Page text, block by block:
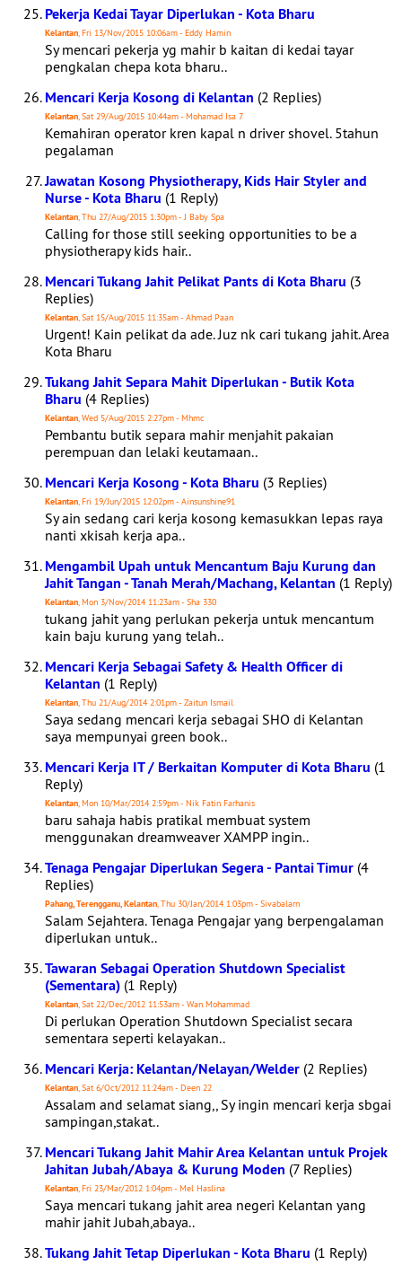
Pekerja Kedai Tayar Diperlukan - Kota Bharu
Kelantan, Fri 13/Nov/2015 10:06am - Eddy Hamin
Sy mencari pekerja yg mahir b kaitan di kedai tayar
pengkalan chepa kota bharu..
Mencari Kerja Kosong di Kelantan (2 Replies)
Kelantan, Sat 29/Aug/2015 10:44am - Mohamad Isa 7
Kemahiran operator kren kapal n driver shovel. 5tahun
pegalaman
Jawatan Kosong Physiotherapy, Kids Hair Styler and
Nurse - Kota Bharu (1 Reply)
Kelantan, Thu 27/Aug/2015 1:30pm - J Baby Spa
Calling for those still seeking opportunities to be a
physiotherapy kids hair..
Mencari Tukang Jahit Pelikat Pants di Kota Bharu (3
Replies)
Kelantan, Sat 15/Aug/2015 11:35am - Ahmad Paan
Urgent! Kain pelikat da ade. Juz nk cari tukang jahit. Area
Kota Bharu
Tukang Jahit Separa Mahit Diperlukan - Butik Kota
Bharu (4 Replies)
Kelantan, Wed 5/Aug/2015 2:27pm - Mhmc
Pembantu butik separa mahir menjahit pakaian
perempuan dan lelaki keutamaan..
Mencari Kerja Kosong - Kota Bharu (3 Replies)
Kelantan, Fri 19/Jun/2015 12:02pm - Ainsunshine91
Sy ain sedang cari kerja kosong kemasukkan lepas raya
nanti xkisah kerja apa..
Mengambil Upah untuk Mencantum Baju Kurung dan
Jahit Tangan - Tanah Merah/Machang, Kelantan (1 Reply)
Kelantan, Mon 3/Nov/2014 11:23am - Sha 330
tukang jahit yang perlukan pekerja untuk mencantum
kain baju kurung yang telah..
Mencari Kerja Sebagai Safety & Health Officer di
Kelantan (1 Reply)
Kelantan, Thu 21/Aug/2014 2:01pm - Zaitun Ismail
Saya sedang mencari kerja sebagai SHO di Kelantan
saya mempunyai green book..
Mencari Kerja IT / Berkaitan Komputer di Kota Bharu (1
Reply)
Kelantan, Mon 10/Mar/2014 2:59pm - Nik Fatin Farhanis
baru sahaja habis pratikal membuat system
menggunakan dreamweaver XAMPP ingin..
Tenaga Pengajar Diperlukan Segera - Pantai Timur (4
Replies)
Pahang, Terengganu, Kelantan, Thu 30/Jan/2014 1:03pm - Sivabalarn
Salam Sejahtera. Tenaga Pengajar yang berpengalaman
diperlukan untuk..
Tawaran Sebagai Operation Shutdown Specialist
(Sementara) (1 Reply)
Kelantan, Sat 22/Dec/2012 11:53am - Wan Mohammad
Di perlukan Operation Shutdown Specialist secara
sementara seperti kelayakan..
Mencari Kerja: Kelantan/Nelayan/Welder (2 Replies)
Kelantan, Sat 6/Oct/2012 11:24am - Deen 22
Assalam and selamat siang,, Sy ingin mencari kerja sbgai
sampingan,stakat..
Mencari Tukang Jahit Mahir Area Kelantan untuk Projek
Jahitan Jubah/Abaya & Kurung Moden (7 Replies)
Kelantan, Fri 23/Mar/2012 1:04pm - Mel Haslina
Saya mencari tukang jahit area negeri Kelantan yang
mahir jahit Jubah,abaya..
Tukang Jahit Tetap Diperlukan - Kota Bharu (1 Reply)